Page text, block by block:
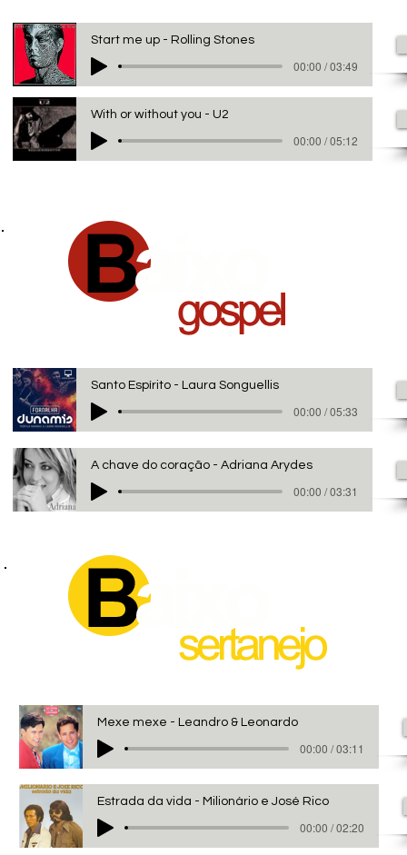
Start me up - Rolling Stones
00:00 / 03:49
With or without you - U2
00:00 / 05:12
Santo Espírito - Laura Songuellis
00:00 / 05:33
A chave do coração - Adriana Arydes
00:00 / 03:31
Mexe mexe - Leandro & Leonardo
00:00 / 03:11
Estrada da vida - Milionário e José Rico
00:00 / 02:20